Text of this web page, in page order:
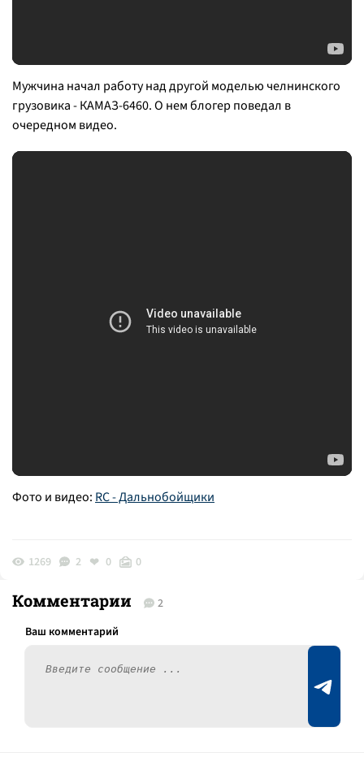
Мужчина начал работу над другой моделью челнинского
грузовика - КАМАЗ-6460. О нем блогер поведал в
очередном видео.
Фото и видео: RC - Дальнобойщики
1269 2 0 0
Комментарии 2